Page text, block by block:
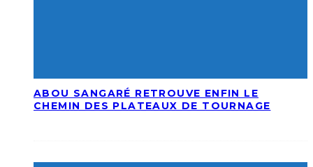
ABOU SANGARÉ RETROUVE ENFIN LE
CHEMIN DES PLATEAUX DE TOURNAGE